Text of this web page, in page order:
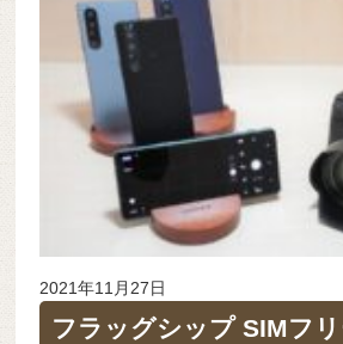
2021年11月27日
フラッグシップ SIMフ